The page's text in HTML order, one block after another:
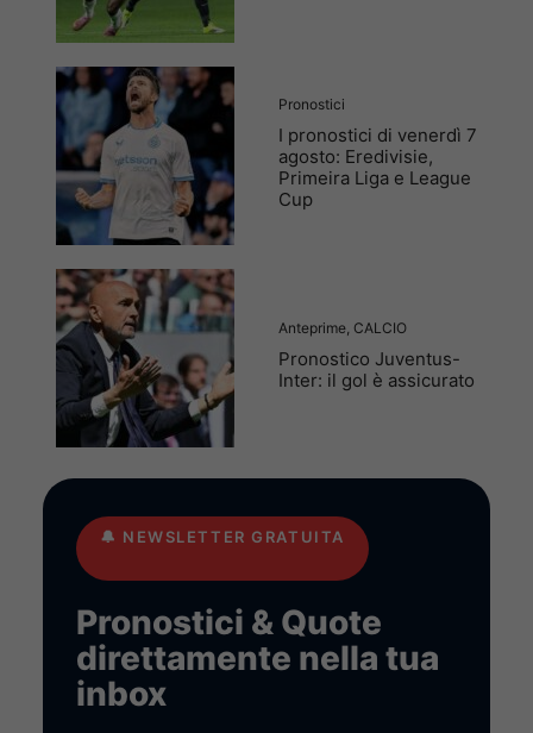
Pronostici
I pronostici di venerdì 7
agosto: Eredivisie,
Primeira Liga e League
Cup
Anteprime, CALCIO
Pronostico Juventus-
Inter: il gol è assicurato
🔔 NEWSLETTER GRATUITA
Pronostici & Quote
direttamente nella tua
inbox